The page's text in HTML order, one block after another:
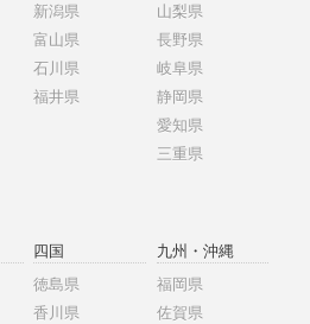
新潟県
富山県
石川県
福井県
山梨県
長野県
岐阜県
静岡県
愛知県
三重県
四国
徳島県
香川県
九州・沖縄
福岡県
佐賀県